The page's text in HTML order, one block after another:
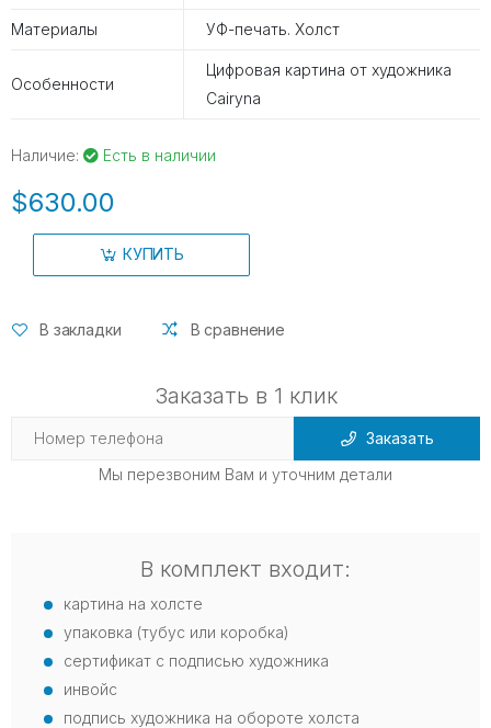
Материалы УФ-печать. Холст
Особенности
Цифровая картина от художника
Cairyna
Наличие: Есть в наличии
$630.00
КУПИТЬ
В закладки В сравнение
Заказать в 1 клик
Заказать
Мы перезвоним Вам и уточним детали
В комплект входит:
картина на холсте
упаковка (тубус или коробка)
сертификат с подписью художника
инвойс
подпись художника на обороте холста